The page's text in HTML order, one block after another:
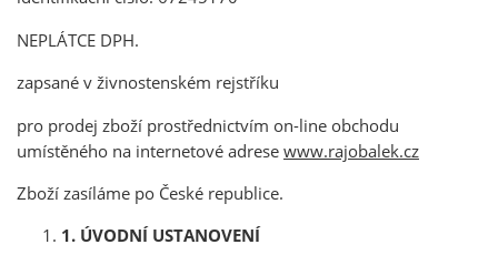
NEPLÁTCE DPH.
zapsané v živnostenském rejstříku
pro prodej zboží prostřednictvím on-line obchodu
umístěného na internetové adresewww.rajobalek.cz
Zboží zasíláme po České republice.
1. ÚVODNÍ USTANOVENÍ